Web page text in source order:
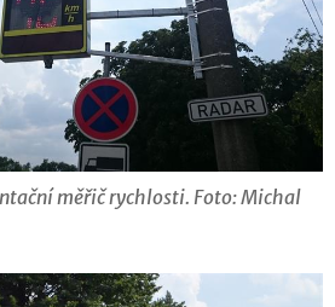
měřič rychlosti. Foto: Michal